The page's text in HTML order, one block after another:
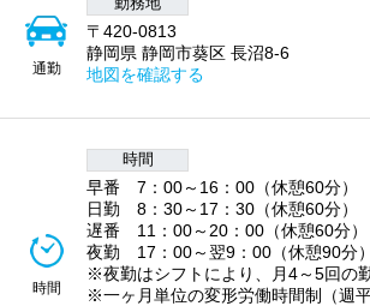
通勤
〒420-0813
静岡県 静岡市葵区 長沼8-6
地図を確認する
時間
時間
早番 7：00～16：00（休憩60分）
日勤 8：30～17：30（休憩60分）
遅番 11：00～20：00（休憩60分）
夜勤 17：00～翌9：00（休憩90分）
※夜勤はシフトにより、月4～5回の
※一ヶ月単位の変形労働時間制（週